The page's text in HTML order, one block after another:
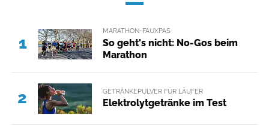
1
MARATHON-FAUXPAS
So geht's nicht: No-Gos beim
Marathon
2 GETRÄNKEPULVER FÜR LÄUFER
Elektrolytgetränke im Test